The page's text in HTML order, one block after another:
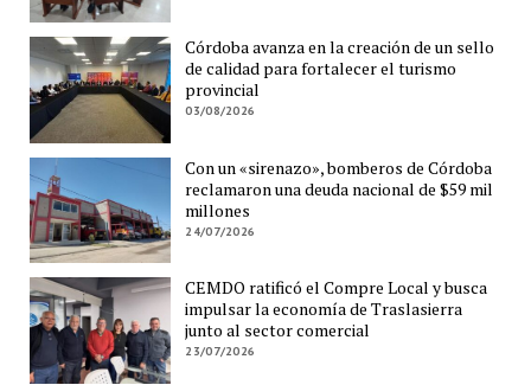
Córdoba avanza en la creación de un sello
de calidad para fortalecer el turismo
provincial
03/08/2026
Con un «sirenazo», bomberos de Córdoba
reclamaron una deuda nacional de $59 mil
millones
24/07/2026
CEMDO ratificó el Compre Local y busca
impulsar la economía de Traslasierra
junto al sector comercial
23/07/2026